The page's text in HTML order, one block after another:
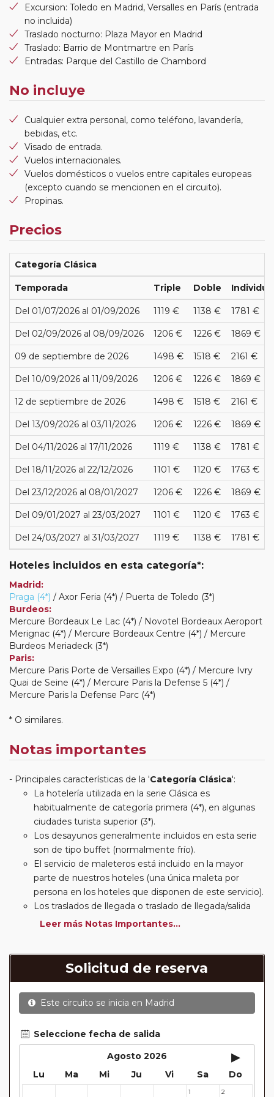
Excursion: Toledo en Madrid, Versalles en París (entrada
no incluida)
Traslado nocturno: Plaza Mayor en Madrid
Traslado: Barrio de Montmartre en París
Entradas: Parque del Castillo de Chambord
No incluye
Cualquier extra personal, como teléfono, lavandería,
bebidas, etc.
Visado de entrada.
Vuelos internacionales.
Vuelos domésticos o vuelos entre capitales europeas
(excepto cuando se mencionen en el circuito).
Propinas.
Precios
Categoría Clásica
Temporada Triple Doble
Del 01/07/2026 al 01/09/2026 1119 € 1138 € 1781 €
Del 02/09/2026 al 08/09/2026 1206 € 1226 € 1869 €
09 de septiembre de 2026 1498 € 1518 € 2161 €
Del 10/09/2026 al 11/09/2026 1206 € 1226 € 1869 €
12 de septiembre de 2026 1498 € 1518 € 2161 €
Del 13/09/2026 al 03/11/2026 1206 € 1226 € 1869 €
Del 04/11/2026 al 17/11/2026 1119 € 1138 € 1781 €
Del 18/11/2026 al 22/12/2026 1101 € 1120 € 1763 €
Del 23/12/2026 al 08/01/2027 1206 € 1226 € 1869 €
Del 09/01/2027 al 23/03/2027 1101 € 1120 € 1763 €
Del 24/03/2027 al 31/03/2027 1119 € 1138 € 1781 €
Hoteles incluidos en esta categoría*:
Madrid:
Praga (4*) / Axor Feria (4*) / Puerta de Toledo (3*)
Burdeos:
Mercure Bordeaux Le Lac (4*) / Novotel Bordeaux Aeroport
Merignac (4*) / Mercure Bordeaux Centre (4*) / Mercure
Burdeos Meriadeck (3*)
Paris:
Mercure Paris Porte de Versailles Expo (4*) / Mercure Ivry
Quai de Seine (4*) / Mercure Paris la Defense 5 (4*) /
Mercure Paris la Defense Parc (4*)
* O similares.
Notas importantes
Principales características de la 'Categoría Clásica':
La hotelería utilizada en la serie Clásica es
habitualmente de categoría primera (4*), en algunas
ciudades turista superior (3*).
Los desayunos generalmente incluidos en esta serie
son de tipo buffet (normalmente frío).
El servicio de maleteros está incluido en la mayor
parte de nuestros hoteles (una única maleta por
persona en los hoteles que disponen de este servicio).
Los traslados de llegada o traslado de llegada/salida
estarán incluidos según itinerario.
suplemento de media pensión (incluirá un número de
almuerzos o cenas señalado en su itinerario).
En muchos itinerarios le incluimos algunas cenas. En
circuitos clásicos Europeos normalmente las entradas
mientras que en viajes regionales y otros viajes
incluimos muchas de las entradas. En todos los
circuitos incluimos visitas con guías locales en las
principales ciudades, en muchos incluimos diferentes
actividades y otros medios de transporte (funiculares,
Leer más Notas Importantes...
Solicitud de reserva
Este circuito se inicia en Madrid
Seleccione fecha de salida
Agosto 2026
▸
Lu Ma Mi Ju Vi Sa Do
1 2